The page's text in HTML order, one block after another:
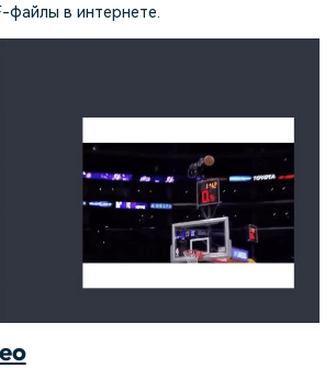
файлы в интернете.